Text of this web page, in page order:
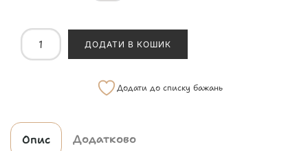
ДОДАТИ В КОШИК
Додати до списку бажань
Опис Додатково